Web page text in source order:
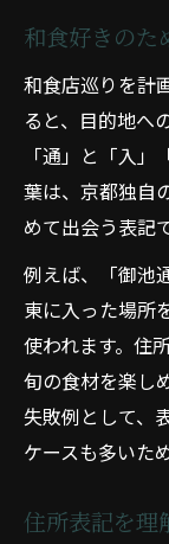
和食好きのた
和食店巡りを計
ると、目的地へ
「通」と「入
葉は、京都独自
めて出会う表記
例えば、「御池
東に入った場所
使われます。住
旬の食材を楽し
失敗例として、
ケースも多いた
住所表記を理